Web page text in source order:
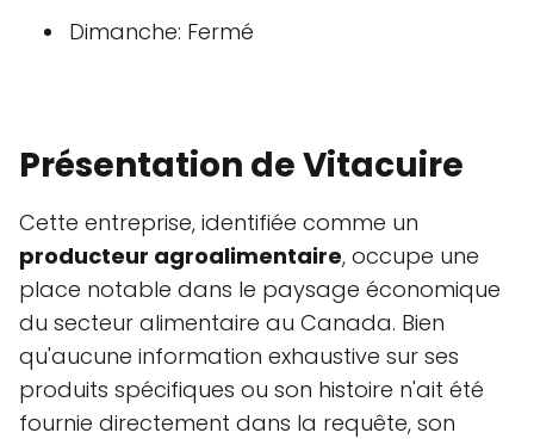
Dimanche: Fermé
Présentation de Vitacuire
Cette entreprise, identifiée comme un
producteur agroalimentaire, occupe une
place notable dans le paysage économique
du secteur alimentaire au Canada. Bien
qu'aucune information exhaustive sur ses
produits spécifiques ou son histoire n'ait été
fournie directement dans la requête, son